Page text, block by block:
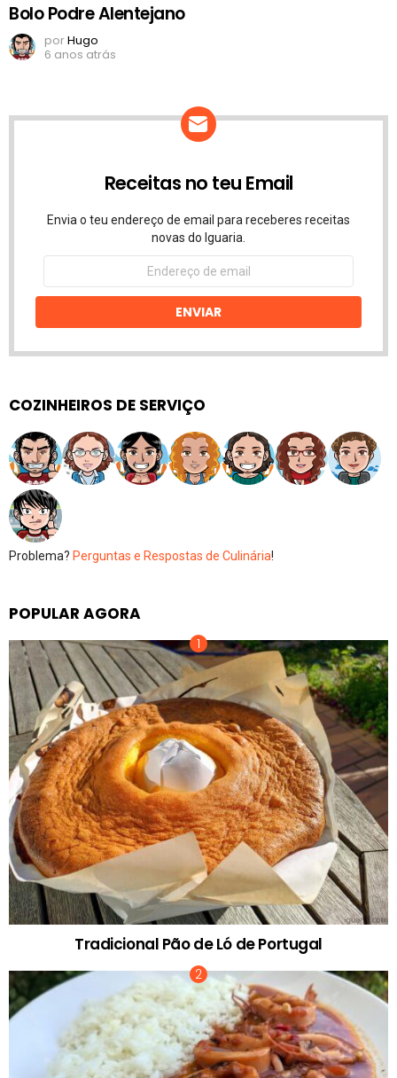
Bolo Podre Alentejano
porHugo
6 anos atrás
Receitas no teu Email
Envia o teu endereço de email para receberes receitas
novas do Iguaria.
Endereço
email
ENVIAR
COZINHEIROS DE SERVIÇO
Problema? Perguntas e Respostas de Culinária!
POPULAR AGORA
Tradicional Pão de Ló de Portugal